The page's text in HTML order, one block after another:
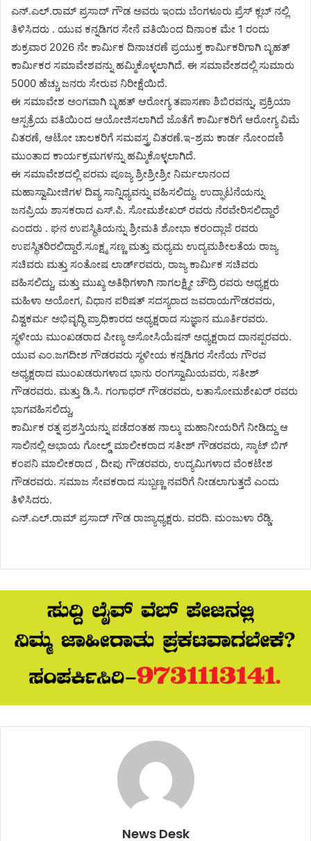
ಎನ್.ಎಲ್.ರಾಮ್ ಪ್ರಸಾದ್ ಗೌಡ ಅವರು ಇಂದು ಬೆಂಗಳೂರು ಪ್ರೆಸ್ ಕ್ಲಬ್ ನಲ್ಲಿ
ತಿಳಿಸಿದರು . ಯುವ ಕನ್ನಡಿಗರ ಸೇನೆ ವತಿಯಿಂದ ದಿನಾಂಕ ಮೇ 1 ರಂದು
ಶುಕ್ರವಾರ 2026 ನೇ ಕಾರ್ಮಿಕ ದಿನಾಚರಣೆ ಪ್ರಯುಕ್ತ ಕಾರ್ಮಿಕರಿಗಾಗಿ ಬೃಹತ್
ಕಾರ್ಮಿಕರ ಸಮಾವೇಶವನ್ನು ಹಮ್ಮಿಕೊಳ್ಳಲಾಗಿದೆ. ಈ ಸಮಾವೇಶದಲ್ಲಿ ಸುಮಾರು
5000 ಹೆಚ್ಚು ಜನರು ಸೇರುವ ನಿರೀಕ್ಷೆಯಿದೆ.
ಈ ಸಮಾವೇಶ ಅಂಗವಾಗಿ ಬೃಹತ್ ಆರೋಗ್ಯ ತಪಾಸಣಾ ಶಿಬಿರವನ್ನು, ಪ್ರಕ್ರಿಯಾ
ಆಸ್ಪತ್ರೆಯ ವತಿಯಿಂದ ಆಯೋಜಿಸಲಾಗಿದೆ ಜೊತೆಗೆ ಕಾರ್ಮಿಕರಿಗೆ ಆರೋಗ್ಯ ವಿಮೆ
ವಿತರಣೆ, ಆಟೋ ಚಾಲಕರಿಗೆ ಸಮವಸ್ತ್ರ ವಿತರಣೆ.ಇ-ಶ್ರಮ ಕಾರ್ಡ ನೋಂದಣಿ
ಮುಂತಾದ ಕಾರ್ಯಕ್ರಮಗಳನ್ನು ಹಮ್ಮಿಕೊಳ್ಳಲಾಗಿದೆ.
ಈ ಸಮಾವೇಶದಲ್ಲಿ ಪರಮ ಪೂಜ್ಯ ಶ್ರೀಶ್ರೀಶ್ರೀ ನಿರ್ಮಲಾನಂದ
ಮಹಾಸ್ವಾಮೀಜಿಗಳ ದಿವ್ಯ ಸಾನ್ನಿಧ್ಯವನ್ನು ವಹಿಸಲಿದ್ದು. ಉದ್ಘಾಟನೆಯನ್ನು
ಜನಪ್ರಿಯ ಶಾಸಕರಾದ ಎಸ್.ಪಿ. ಸೋಮಶೇಖರ್ ರವರು ನೆರವೇರಿಸಲಿದ್ದಾರೆ
ಎಂದರು . ಘನ ಉಪಸ್ಥಿತಿಯನ್ನು ಶ್ರೀಮತಿ ಶೋಭಾ ಕರಂದ್ಲಾಜೆ ರವರು
ಉಪಸ್ಥಿತರಿರಲಿದ್ದಾರೆ.ಸೂಕ್ಷ್ಮ ಸಣ್ಣ ಮತ್ತು ಮಧ್ಯಮ ಉದ್ಯಮಶೀಲತೆಯ ರಾಜ್ಯ
ಸಚಿವರು ಮತ್ತು ಸಂತೋಷ ಲಾರ್ಡ್‌ರವರು, ರಾಜ್ಯ ಕಾರ್ಮಿಕ ಸಚಿವರು
ವಹಿಸಲಿದ್ದು, ಮತ್ತು ಮುಖ್ಯ ಅತಿಥಿಗಳಾಗಿ ನಾಗಲಕ್ಷ್ಮೀ ಚೌದ್ರಿ ರವರು ಅಧ್ಯಕ್ಷರು
ಮಹಿಳಾ ಅಯೋಗ, ವಿಧಾನ ಪರಿಷತ್ ಸದಸ್ಯರಾದ ಜವರಾಯಗೌಡರವರು,
ವಿಶ್ವಕರ್ಮ ಅಭಿವೃದ್ಧಿ ಪ್ರಾಧಿಕಾರದ ಅಧ್ಯಕ್ಷರಾದ ಸುಜ್ಞಾನ ಮೂರ್ತಿರವರು.
ಸ್ಥಳೀಯ ಮುಂಖಡರಾದ ಪೀಣ್ಯ ಅಸೋಸಿಯೆಷನ್ ಅಧ್ಯಕ್ಷರಾದ ದಾನಪ್ಪರವರು.
ಯುವ ಎಂ.ಜಗದೀಶ ಗೌಡರವರು ಸ್ಥಳೀಯ ಕನ್ನಡಿಗರ ಸೇನೆಯ ಗೌರವ
ಅಧ್ಯಕ್ಷರಾದ ಮುಂಖಡರುಗಳಾದ ಭಾನು ರಂಗಸ್ವಾಮಿಯವರು, ಸತೀಶ್
ಗೌಡರವರು. ಮತ್ತು ಡಿ.ಸಿ. ಗಂಗಾಧರ್ ಗೌಡರವರು, ಲತಾಸೋಮಶೇಖರ್ ರವರು
ಭಾಗವಹಿಸಲಿದ್ದು,
ಕಾರ್ಮಿಕ ರತ್ನ ಪ್ರಶಸ್ತಿಯನ್ನು ಪಡೆದಂತಹ ನಾಲ್ಕು ಮಹಾನೀಯರಿಗೆ ನೀಡಿದ್ದು ಆ
ಸಾಲಿನಲ್ಲಿ ಅಭಾಯ ಗೋಲ್ಡ್ ಮಾಲೀಕರಾದ ಸತೀಶ್ ಗೌಡರವರು, ಸ್ಕಾಟ್ ಬಿಗ್
ಕಂಪನಿ ಮಾಲೀಕರಾದ , ದೀಪು ಗೌಡರವರು, ಉದ್ಯಮಿಗಳಾದ ವೆಂಕಟೇಶ
ಗೌಡರವರು. ಸಮಾಜ ಸೇವಕರಾದ ಸುಬ್ಬಣ್ಣ ನವರಿಗೆ ನೀಡಲಾಗುತ್ತದೆ ಎಂದು
ತಿಳಿಸಿದರು.
ಎನ್.ಎಲ್.ರಾಮ್ ಪ್ರಸಾದ್ ಗೌಡ ರಾಜ್ಯಾಧ್ಯಕ್ಷರು. ವರದಿ. ಮಂಜುಳಾ ರೆಡ್ಡಿ.
News Desk